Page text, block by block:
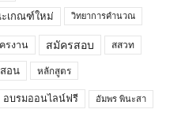
เกณฑ์ใหม่ วิทยาการคำนวณ
รงาน สมัครสอบ สสวท
อน หลักสูตร
อบรมออนไลน์ฟรี อัมพร พินะสา